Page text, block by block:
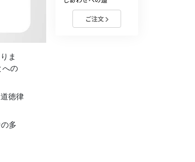
勉強の技術
ま
への
徳律
多
ご注文